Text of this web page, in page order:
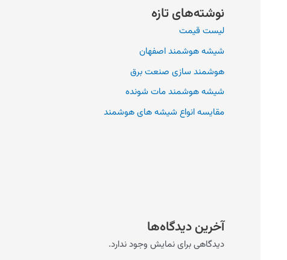
نوشته‌های تازه
لیست قیمت
شیشه هوشمند اصفهان
هوشمند سازی صنعت برق
شیشه هوشمند مات شونده
مقایسه انواع شیشه های هوشمند
آخرین دیدگاه‌ها
دیدگاهی برای نمایش وجود ندارد.